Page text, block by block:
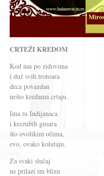
CRTEŽI KREDOM
Kod nas po zidovima
i duž svih trotoara
deca povazdan
nešto kredama crtaju.
Ima tu Indijanaca
i krezubih gusara
što ovolikim očima,
evo, ovako kolutaju.
Za svaki slučaj
ne prilazi im blizu